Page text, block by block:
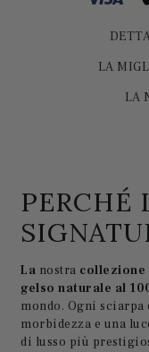
LA
LA
PERCHÉ
La nostra collezione
gelso naturale al
mondo. Ogni sciarpa
morbidezza e una
di lusso più